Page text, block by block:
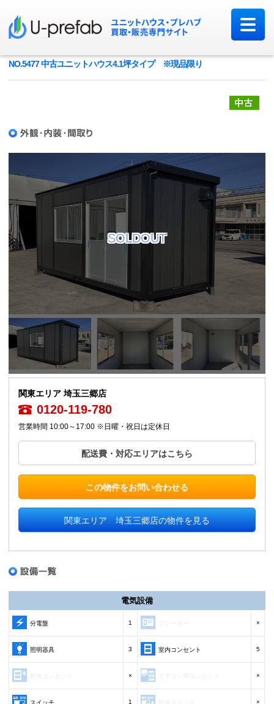
NO.5477 中古ユニットハウス4.1坪タイプ ※現品限り
SOLDOUT
関東エリア 埼玉三郷店
0120-119-780
営業時間 10:00～17:00 ※日曜・祝日は定休日
配送費・対応エリアはこちら
この物件をお問い合わせる
関東エリア 埼玉三郷店の物件を見る
電気設備
分電盤 1 ×
照明器具 3 室内コンセント 5
× ×
スイッチ 1 ×